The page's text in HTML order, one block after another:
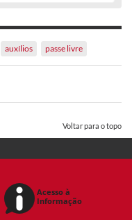
auxílios passe livre
Voltar para o topo